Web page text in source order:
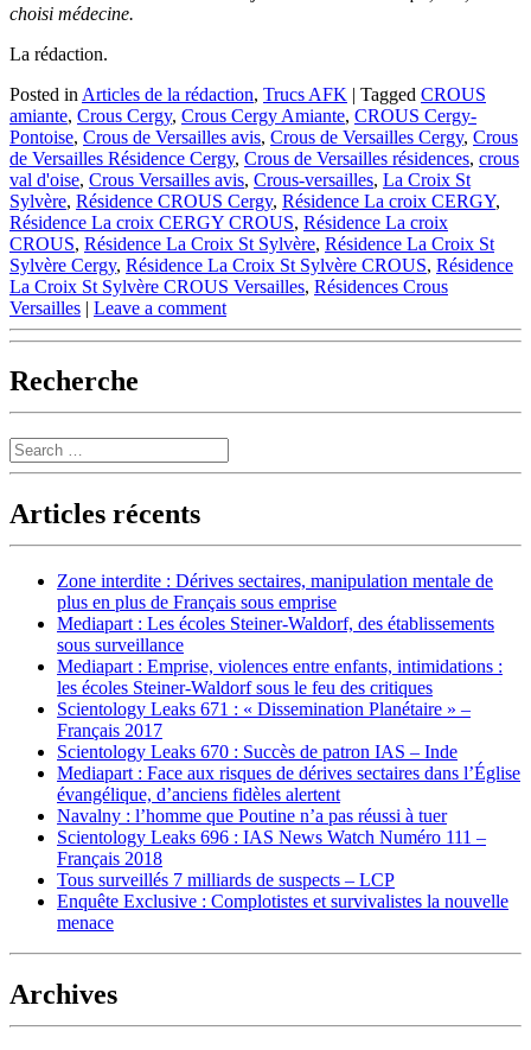
choisi médecine.
La rédaction.
Posted in Articles de la rédaction, Trucs AFK | Tagged CROUS
amiante, Crous Cergy, Crous Cergy Amiante, CROUS Cergy-
Pontoise, Crous de Versailles avis, Crous de Versailles Cergy, Crous
de Versailles Résidence Cergy, Crous de Versailles résidences, crous
val d'oise, Crous Versailles avis, Crous-versailles, La Croix St
Sylvère, Résidence CROUS Cergy, Résidence La croix CERGY,
Résidence La croix CERGY CROUS, Résidence La croix
CROUS, Résidence La Croix St Sylvère, Résidence La Croix St
Sylvère Cergy, Résidence La Croix St Sylvère CROUS, Résidence
La Croix St Sylvère CROUS Versailles, Résidences Crous
Versailles | Leave a comment
Recherche
Search
Articles récents
Zone interdite : Dérives sectaires, manipulation mentale de
plus en plus de Français sous emprise
Mediapart : Les écoles Steiner-Waldorf, des établissements
sous surveillance
Mediapart : Emprise, violences entre enfants, intimidations :
les écoles Steiner-Waldorf sous le feu des critiques
Scientology Leaks 671 : « Dissemination Planétaire » –
Français 2017
Scientology Leaks 670 : Succès de patron IAS – Inde
Mediapart : Face aux risques de dérives sectaires dans l’Église
évangélique, d’anciens fidèles alertent
Navalny : l’homme que Poutine n’a pas réussi à tuer
Scientology Leaks 696 : IAS News Watch Numéro 111 –
Français 2018
Tous surveillés 7 milliards de suspects – LCP
Enquête Exclusive : Complotistes et survivalistes la nouvelle
menace
Archives